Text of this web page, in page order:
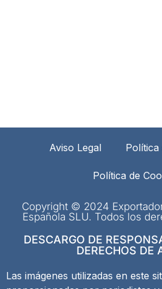
Aviso Legal Política
Política de
Copyright © 2024
Española SLU. Todos los
DESCARGO DE
DERECHOS DE
Las imágenes utilizadas en este